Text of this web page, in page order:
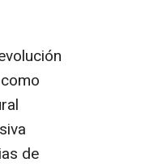
de